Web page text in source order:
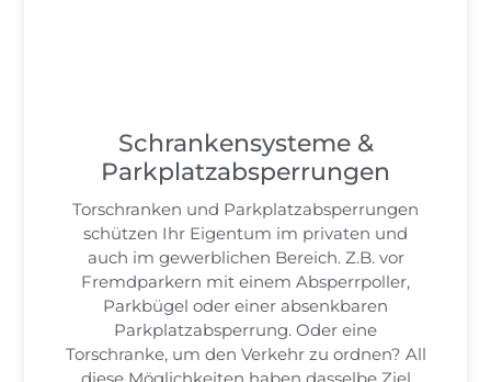
Schrankensysteme &
Parkplatzabsperrungen
Torschranken und Parkplatzabsperrungen
schützen Ihr Eigentum im privaten und
auch im gewerblichen Bereich. Z.B. vor
Fremdparkern mit einem Absperrpoller,
Parkbügel oder einer absenkbaren
Parkplatzabsperrung. Oder eine
Torschranke, um den Verkehr zu ordnen? All